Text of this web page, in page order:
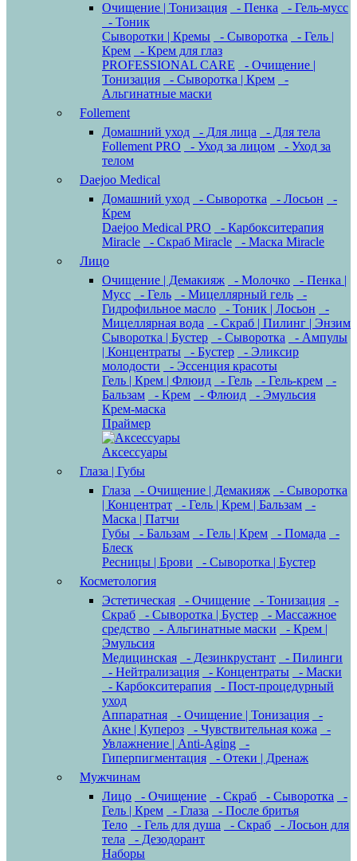
Очищение | Тонизация
- Пенка
- Гель-мусс
- Тоник
Сыворотки | Кремы
- Сыворотка
- Гель |
Крем
- Крем для глаз
PROFESSIONAL CARE
- Очищение |
Тонизация
- Сыворотка | Крем
-
Альгинатные маски
Follement
Домашний уход
- Для лица
- Для тела
Follement PRO
- Уход за лицом
- Уход за
телом
Daejoo Medical
Домашний уход
- Сыворотка - Лосьон
-
Крем
Daejoo Medical PRO
- Карбокситерапия
Miracle
- Скраб Miracle
- Маска Miracle
Лицо
Очищение | Демакияж
- Молочко
- Пенка |
Мусс
- Гель - Мицеллярный гель
-
Гидрофильное масло
- Тоник | Лосьон
-
Мицеллярная вода
- Скраб | Пилинг | Энзим
Сыворотка | Бустер
- Сыворотка
- Ампулы
| Концентраты
- Бустер
- Эликсир
молодости
- Эссенция красоты
Гель | Крем | Флюид
- Гель - Гель-крем
-
Бальзам
- Крем - Флюид
- Эмульсия
Крем-маска
Праймер
Аксессуары
Глаза | Губы
Глаза
- Очищение | Демакияж
- Сыворотка
| Концентрат
- Гель | Крем | Бальзам
-
Маска | Патчи
Губы
- Бальзам - Гель | Крем - Помада
-
Блеск
Ресницы | Брови
- Сыворотка | Бустер
Косметология
Эстетическая
- Очищение - Тонизация
-
Скраб
- Сыворотка | Бустер
- Массажное
средство
- Альгинатные маски
- Крем |
Эмульсия
Медицинская
- Дезинкрустант
- Пилинги
- Нейтрализация
- Концентраты
- Маски
- Карбокситерапия
- Пост-процедурный
уход
Аппаратная
- Очищение | Тонизация
-
Акне | Купероз
- Чувствительная кожа
-
Увлажнение | Anti-Aging
-
Гиперпигментация
- Отеки | Дренаж
Мужчинам
Лицо
- Очищение - Скраб - Сыворотка
-
Гель | Крем
- Глаза
- После бритья
Тело
- Гель для душа - Скраб
- Лосьон для
тела
- Дезодорант
Наборы